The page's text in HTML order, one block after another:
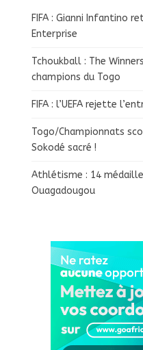
FIFA : Gianni Infantino
Enterprise
Tchoukball : The
champions du Togo
FIFA : l’UEFA rejette
Togo/Championnats
Sokodé sacré !
Athlétisme : 14
Ouagadougou